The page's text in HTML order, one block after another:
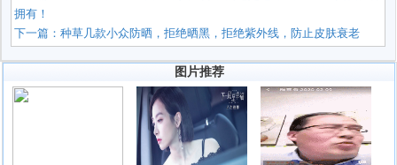
拥有！
下一篇：种草几款小众防晒，拒绝晒黑，拒绝紫外线，防止皮肤衰老
图片推荐